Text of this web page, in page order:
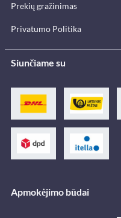
Prekių gražinimas
Privatumo Politika
Siunčiame su
Apmokėjimo būdai